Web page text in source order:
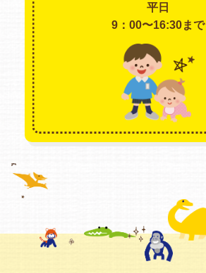
平日
9：00〜16:30まで